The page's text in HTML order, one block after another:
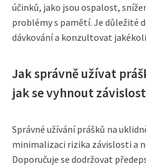
účinků, jako jsou ospalost,
problémy s pamětí. Je důležité
dávkování a konzultovat
Jak správně užívat
jak se vyhnout
Správné užívání prášků na
minimalizaci rizika závislosti a
Doporučuje se dodržovat